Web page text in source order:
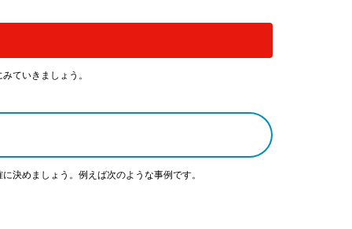
ていきましょう。
決めましょう。例えば次のような事例です。